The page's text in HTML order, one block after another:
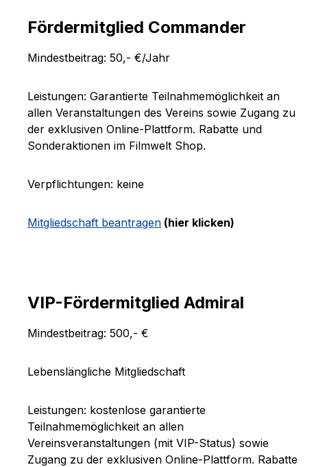
Fördermitglied Commander
Mindestbeitrag: 50,- €/Jahr
Leistungen: Garantierte Teilnahmemöglichkeit an
allen Veranstaltungen des Vereins sowie Zugang zu
der exklusiven Online-Plattform. Rabatte und
Sonderaktionen im Filmwelt Shop.
Verpflichtungen: keine
Mitgliedschaft beantragen (hier klicken)
VIP-Fördermitglied Admiral
Mindestbeitrag: 500,- €
Lebenslängliche Mitgliedschaft
Leistungen: kostenlose garantierte
Teilnahmemöglichkeit an allen
Vereinsveranstaltungen (mit VIP-Status) sowie
Zugang zu der exklusiven Online-Plattform. Rabatte